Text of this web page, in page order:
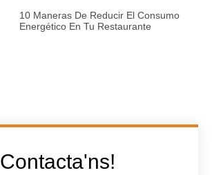
10 Maneras De Reducir El Consumo
Energético En Tu Restaurante
Contacta'ns!